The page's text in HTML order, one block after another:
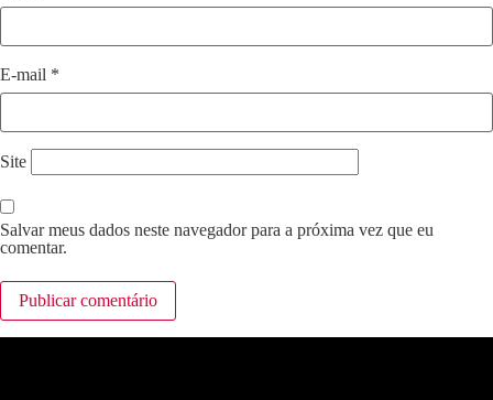
E-mail *
Site
Salvar meus dados neste navegador para a próxima vez que eu
comentar.